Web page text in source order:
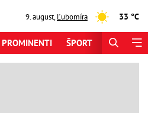
9. august,Ľubomíra 33 °C
PROMINENTI ŠPORT